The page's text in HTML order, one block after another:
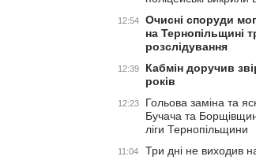
12:54
Очисні споруди
на Тернопільщині
розслідування
12:39
Кабмін доручив
років
12:23
Гольова заміна та
Бучача та
ліги Тернопільщини
11:04
Три дні не виходив